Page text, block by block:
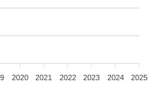
2020 2021 2022 2023 2024 2025